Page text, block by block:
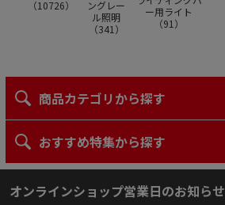
（10726）
ングレー
ル照明
（341 ）
ー用ライト
（91 ）
商品カテゴリから探す
おすすめ特集から探す
オンラインショップ営業日のお知らせ